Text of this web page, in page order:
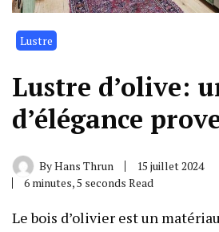
Lustre
Lustre d’olive:
d’élégance
ByHans Thrun
15 juillet 2024
6 minutes, 5 seconds Read
Le bois d’olivier est un